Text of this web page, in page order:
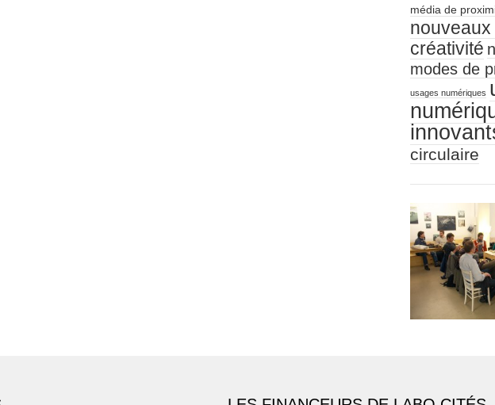
média de
créativité
modes de
usages numériques
circulaire